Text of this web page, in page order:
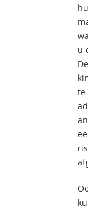
u
te